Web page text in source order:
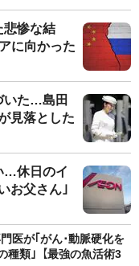
悲惨な結
に向かった
いた…島田
見落とした
…休日のイ
お父さん｣
医が｢がん･動脈硬化を
種類｣【最強の魚活術3